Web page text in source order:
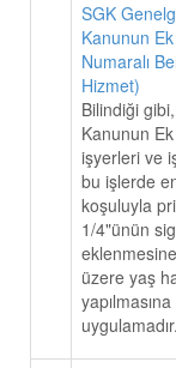
SGK
Kanunun
Numaralı
Hizmet)
Bilindiği
Kanunun
işyerleri ve
bu işlerde
koşuluyla
1/4"ünün
üzere yaş
uygulamadır.